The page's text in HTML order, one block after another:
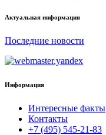
Актуальная информация
Последние новости
Информация
Интересные факты
Контакты
+7 (495) 545-21-83